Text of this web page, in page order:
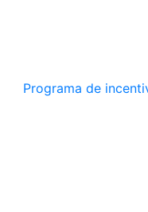
Programa de